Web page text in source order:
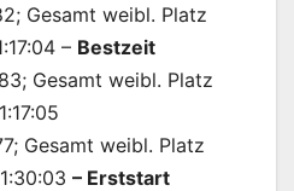
Gesamt weibl. Platz
– Bestzeit
Gesamt weibl. Platz
Gesamt weibl. Platz
– Erststart